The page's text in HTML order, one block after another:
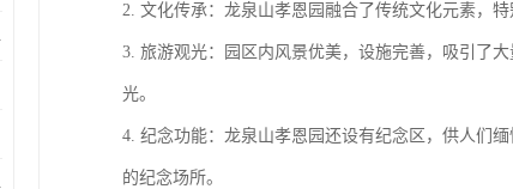
好
致
2. 文化传承：龙泉山孝恩园融合了传统文化元素，
3. 旅游观光：园区内风景优美，设施完善，吸引了
光。
4. 纪念功能：龙泉山孝恩园还设有纪念区，供人们
的纪念场所。